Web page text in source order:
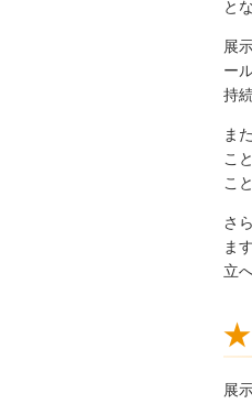
と
展
ー
持
ま
こ
こ
さ
ま
立
展